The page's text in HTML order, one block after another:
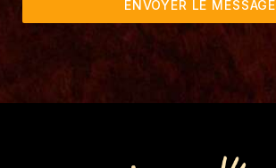
ENVOYER LE MESSAGE